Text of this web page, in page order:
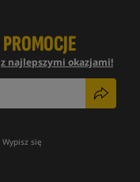
PROMOCJE
z najlepszymi okazjami!
Wypisz się